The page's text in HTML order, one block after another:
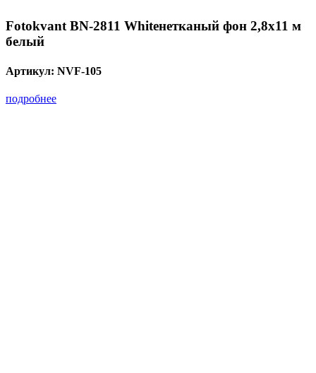
Fotokvant BN-2811 Whiteнетканый фон 2,8х11 м
белый
Артикул: NVF-105
подробнее